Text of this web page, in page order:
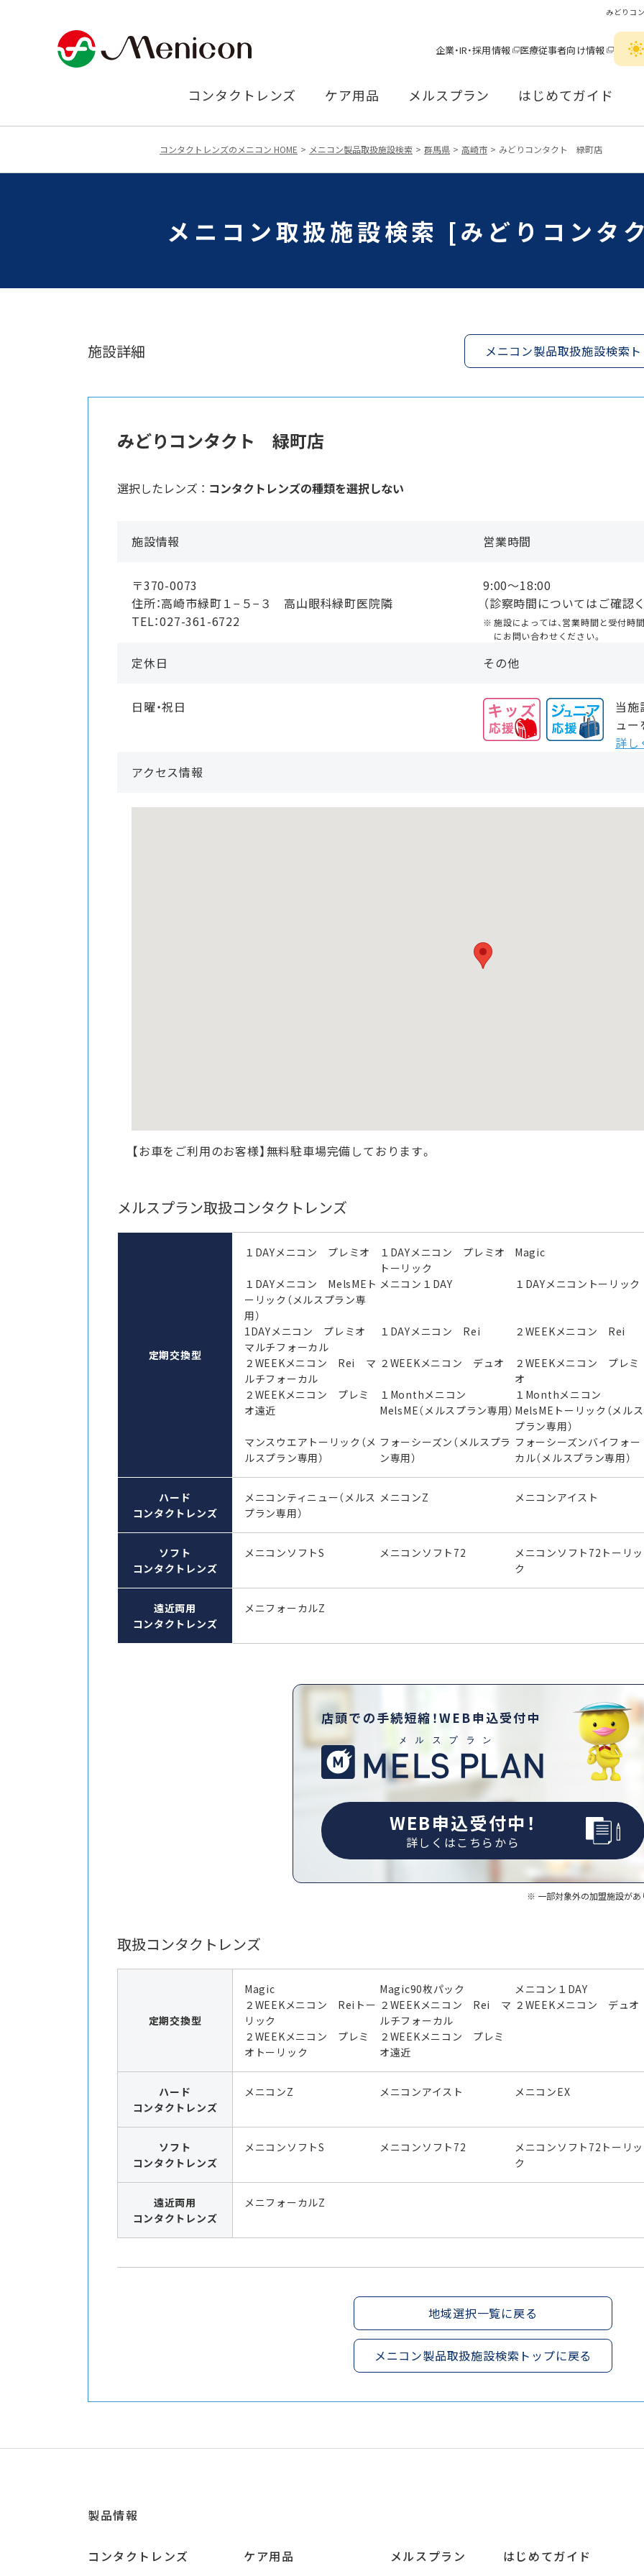
みどりコ
企業・IR・採用情報 医療従事者向け情報
コンタクトレンズ ケア用品 メルスプラン はじめてガイド
コンタクトレンズのメニコン HOME メニコン製品取扱施設検索 群馬県 高崎市 みどりコンタクト 緑町店
メニコン取扱施設検索 [みどりコン
施設詳細 メニコン製品取扱施設検索
みどりコンタクト 緑町店
選択したレンズ ： コンタクトレンズの種類を選択しない
施設情報
〒370-0073
住所：高崎市緑町１−５−３ 高山眼科緑町医院隣
TEL：027-361-6722
営業時間
9:00〜18:00
（診察時間についてはご確認
施設によっては、営業時間と受付時
にお問い合わせください。
定休日
日曜・祝日
その他
当施
ュー
詳し
アクセス情報
【お車をご利用のお客様】無料駐車場完備しております。
メルスプラン取扱コンタクトレンズ
定期交換型
１DAYメニコン プレミオ
１DAYメニコン プレミオ
トーリック
Magic
１DAYメニコン MelsMEト
ーリック（メルスプラン専
用）
メニコン１DAY １DAYメニコントーリック
1DAYメニコン プレミオ
マルチフォーカル
１DAYメニコン Rei ２WEEKメニコン Rei
２WEEKメニコン Rei マ
ルチフォーカル
２WEEKメニコン デュオ
２WEEKメニコン プレミ
オ
２WEEKメニコン プレミ
オ遠近
１Monthメニコン
MelsME（メルスプラン専用）
１Monthメニコン
MelsMEトーリック（メルス
プラン専用）
マンスウエアトーリック（メ
ルスプラン専用）
フォーシーズン（メルスプラ
ン専用）
フォーシーズンバイフォー
カル（メルスプラン専用）
ハード
コンタクトレンズ
メニコンティニュー（メルス
プラン専用）
メニコンZ メニコンアイスト
ソフト
コンタクトレンズ
メニコンソフトS メニコンソフト72
メニコンソフト72トーリッ
ク
遠近両用
コンタクトレンズ
メニフォーカルZ
店頭での手続短縮！WEB申込受付中
WEB申込受付中！
詳しくはこちらから
一部対象外の加盟施設があ
取扱コンタクトレンズ
定期交換型
Magic Magic90枚パック
メニコン１DAY
２WEEKメニコン Reiトー
リック
２WEEKメニコン Rei マ
ルチフォーカル
２WEEKメニコン デュオ
２WEEKメニコン プレミ
オトーリック
２WEEKメニコン プレミ
オ遠近
ハード
コンタクトレンズ
メニコンZ メニコンアイスト メニコンEX
ソフト
コンタクトレンズ
メニコンソフトS メニコンソフト72
メニコンソフト72トーリッ
ク
遠近両用
コンタクトレンズ
メニフォーカルZ
地域選択一覧に戻る
メニコン製品取扱施設検索トップに戻る
製品情報
コンタクトレンズ ケア用品 メルスプラン はじめてガイド